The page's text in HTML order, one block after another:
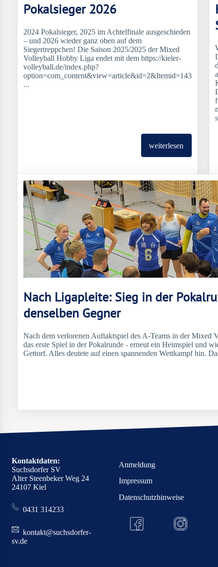
Pokalsieger 2026
2024 Pokalsieger, 2025 im Achtelfinale ausgeschieden
– und 2026 wieder ganz oben auf dem
Siegertreppchen! Die Saison 2025/2025 der Mixed
Volleyball Hobby Liga endet mit dem https://kieler-
volleyball.de/index.php?
option=com_content&view=article&id=2&Itemid=143
...
weiterlesen
Nach Ligapleite: Sieg in der
denselben Gegner
Nach dem verlorenen Auftaktspiel des A-Teams in der Mixed
das erste Spiel in der Pokalrunde - erneut ein Heimspiel und
Gettorf. Alles deutete auf einen spannenden Wettkampf hin.
Kontaktdaten:
Suchsdorfer SV
Alter Steenbeker Weg 24
24107 Kiel
0431 314233
kontakt@suchsdorfer-
sv.de
Anmeldung
Impressum
Datenschutzhinweise